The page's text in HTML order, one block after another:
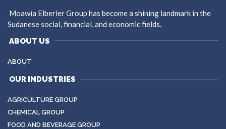
Moawia Elberier Group has become a shining landmark in the
Sudanese social, financial, and economic fields.
ABOUT US
ABOUT
OUR INDUSTRIES
AGRICULTURE GROUP
CHEMICAL GROUP
FOOD AND BEVERAGE GROUP